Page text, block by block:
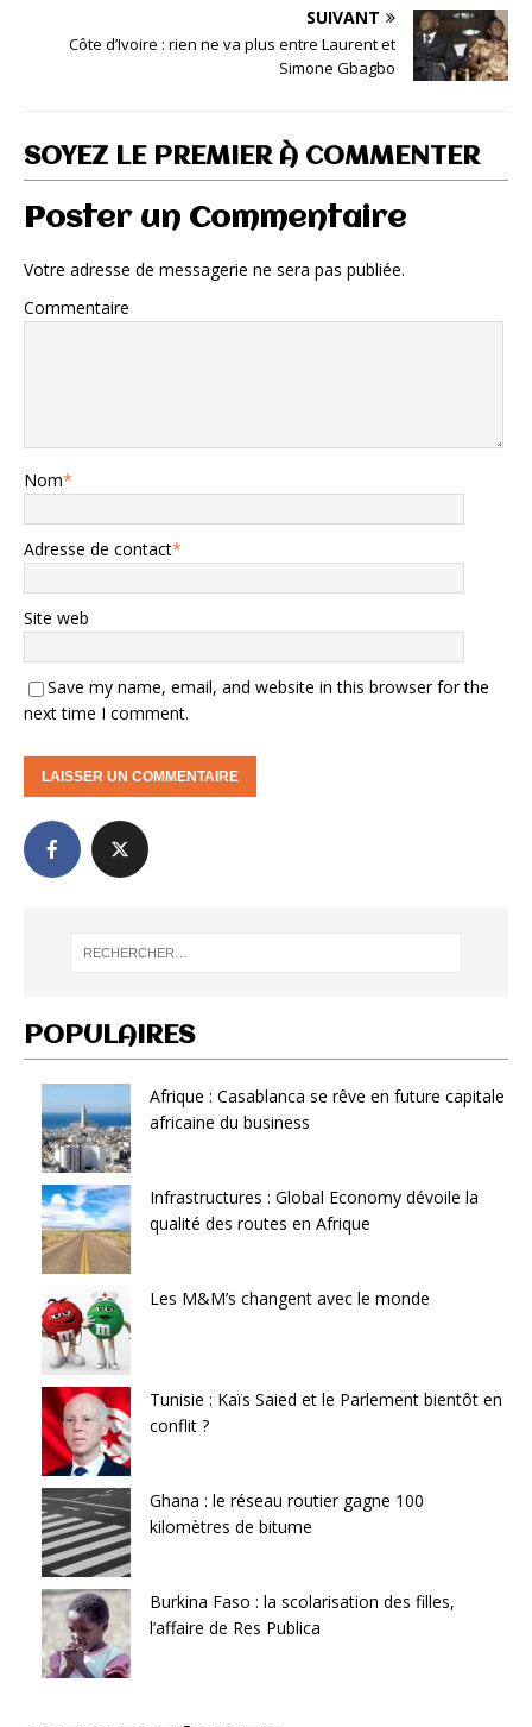
SUIVANT
Côte d’Ivoire : rien ne va plus entre Laurent et
Simone Gbagbo
SOYEZ LE PREMIER À COMMENTER
Poster un Commentaire
Votre adresse de messagerie ne sera pas publiée.
Commentaire
Nom*
Adresse de contact*
Site web
Save my name, email, and website in this browser for the
next time I comment.
POPULAIRES
Afrique : Casablanca se rêve en future capitale
africaine du business
Infrastructures : Global Economy dévoile la
qualité des routes en Afrique
Les M&M’s changent avec le monde
Tunisie : Kaïs Saied et le Parlement bientôt en
conflit ?
Ghana : le réseau routier gagne 100
kilomètres de bitume
Burkina Faso : la scolarisation des filles,
l’affaire de Res Publica